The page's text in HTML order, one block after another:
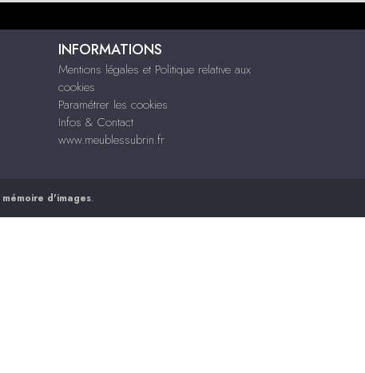
INFORMATIONS
Mentions légales et Politique relative aux
cookies
Paramétrer les cookies
Infos & Contact
www.meublessubrin.fr
mémoire d'images.